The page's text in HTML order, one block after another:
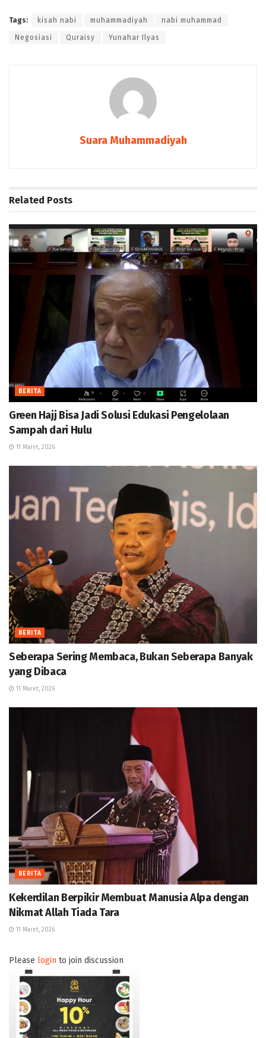
Tags: kisah nabi muhammadiyah nabi muhammad
Negosiasi Quraisy Yunahar Ilyas
Suara Muhammadiyah
Related Posts
BERITA
Green Hajj Bisa Jadi Solusi Edukasi Pengelolaan
Sampah dari Hulu
11 Maret, 2026
BERITA
Seberapa Sering Membaca, Bukan Seberapa Banyak
yang Dibaca
11 Maret, 2026
BERITA
Kekerdilan Berpikir Membuat Manusia Alpa dengan
Nikmat Allah Tiada Tara
11 Maret, 2026
Please login to join discussion